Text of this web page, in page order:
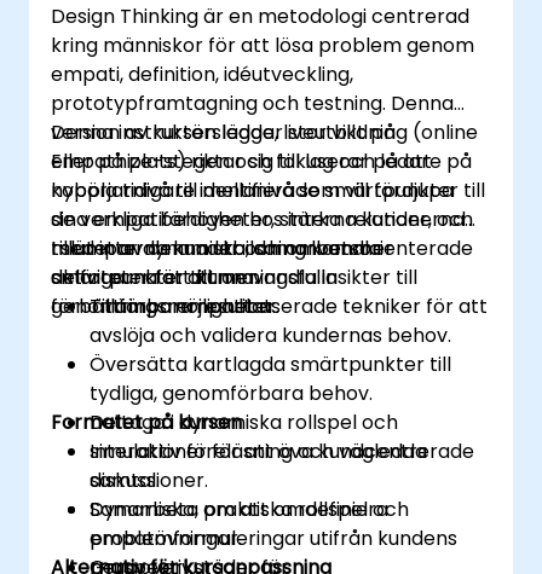
Design Thinking är en metodologi centrerad
kring människor för att lösa problem genom
empati, definition, idéutveckling,
prototypframtagning och testning. Denna
version av kursen lägger stor vikt på
Empathize-stegen och fokuserar på att
koppla tidigare identifierade smärtpunkter till
de verkliga behoven hos interna kunder, och
tillämpar dynamiska, samarbetsorienterade
aktiviteter för att omvandla insikter till
genomförbara resultat.
Denna instruktörsledda, liveutbildning (online
eller på plats) riktar sig till lag och ledare på
nybörjarnivå till mellanivå som vill fördjupa
sina empatifärdigheter, stärka relationerna
med interna kunder och omvandla
smärtpunkter till meningsfulla
förbättringsmöjligheter.
I slutet av denna utbildning kommer
deltagarna att kunna:
Tillämpa empatibaserade tekniker för att
avslöja och validera kundernas behov.
Översätta kartlagda smärtpunkter till
tydliga, genomförbara behov.
Deltaga i dynamiska rollspel och
simulationer för att öva kundcentrerade
samtal.
Samarbeta om att omdefiniera
problemformuleringar utifrån kundens
perspektiv.
Formatet på kursen
Interaktiv föreläsning och vägledda
diskussioner.
Dynamiska, praktiska rollspel och
empatövningar.
Gruppverkstäder för
Alternativ för kursanpassning